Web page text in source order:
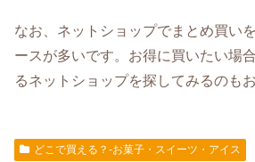
なお、ネットショップでまとめ買い
ースが多いです。お得に買いたい場
るネットショップを探してみるのも
どこで買える？-お菓子・スイーツ・アイス